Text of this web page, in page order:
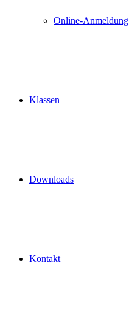
Online-Anmeldung
Klassen
Downloads
Kontakt